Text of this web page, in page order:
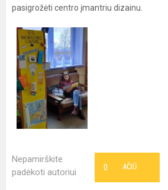
pasigrožėti centro įmantriu dizainu.
Nepamirškite
padėkoti autoriui
AČIŪ
0